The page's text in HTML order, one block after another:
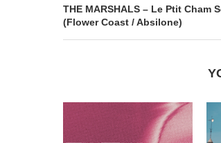
THE MARSHALS – Le Ptit Cham
(Flower Coast / Absilone)